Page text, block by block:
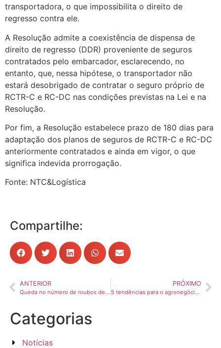
transportadora, o que impossibilita o direito de
regresso contra ele.
A Resolução admite a coexistência de dispensa de
direito de regresso (DDR) proveniente de seguros
contratados pelo embarcador, esclarecendo, no
entanto, que, nessa hipótese, o transportador não
estará desobrigado de contratar o seguro próprio de
RCTR-C e RC-DC nas condições previstas na Lei e na
Resolução.
Por fim, a Resolução estabelece prazo de 180 dias para
adaptação dos planos de seguros de RCTR-C e RC-DC
anteriormente contratados e ainda em vigor, o que
significa indevida prorrogação.
Fonte: NTC&Logística
Compartilhe:
ANTERIOR
Queda no número de roubos de cargas coincide com nova legislação de seguros, afirma CNT
PRÓXIMO
5 tendências para o agronegócio em 2025
Categorias
Notícias